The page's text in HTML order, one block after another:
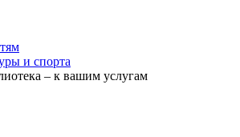
и спорта
– к вашим услугам